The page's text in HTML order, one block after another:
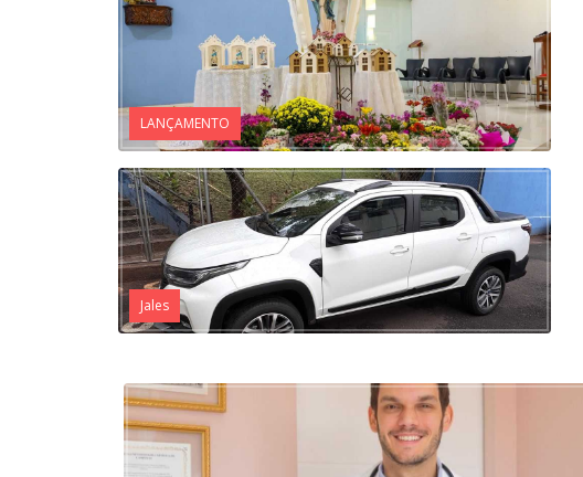
LANÇAMENTO
Jales